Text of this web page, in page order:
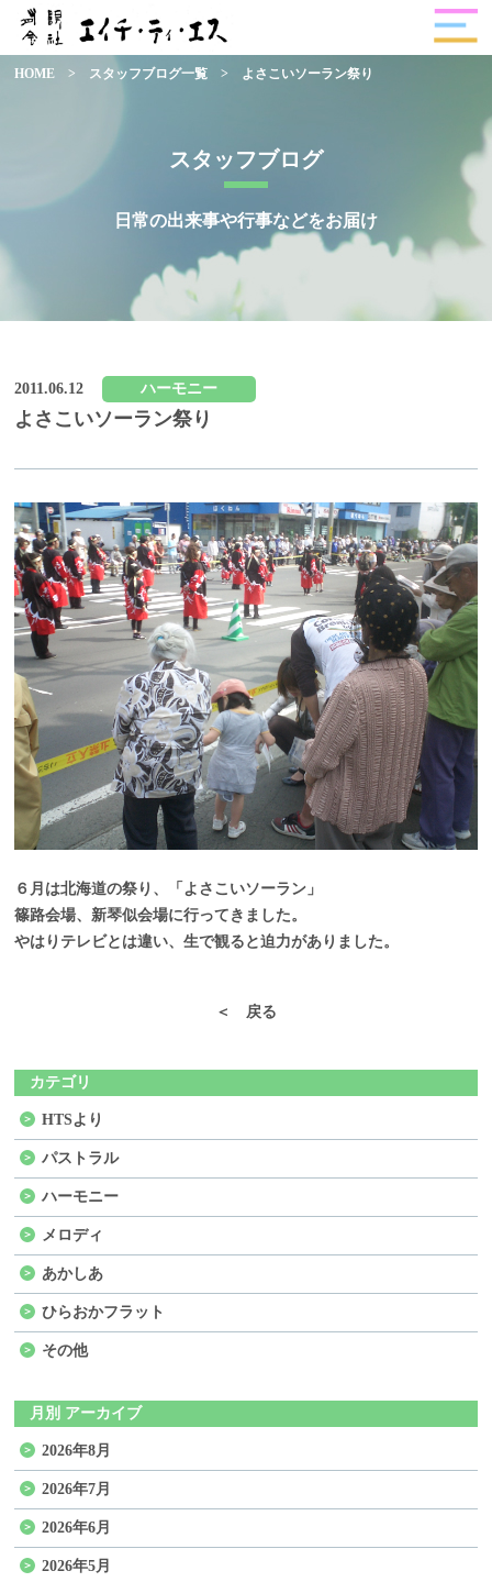
スタッフブログ
日常の出来事や行事などをお届け
HOME > スタッフブログ一覧 > よさこいソーラン祭り
2011.06.12 ハーモニー
よさこいソーラン祭り
６月は北海道の祭り、「よさこいソーラン」
篠路会場、新琴似会場に行ってきました。
やはりテレビとは違い、生で観ると迫力がありました。
＜ 戻る
カテゴリ
HTSより
パストラル
ハーモニー
メロディ
あかしあ
ひらおかフラット
その他
月別 アーカイブ
2026年8月
2026年7月
2026年6月
2026年5月